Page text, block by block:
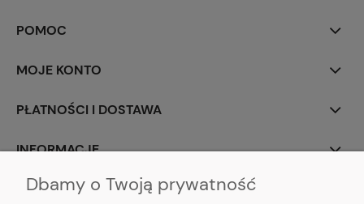
POMOC
MOJE KONTO
PŁATNOŚCI I DOSTAWA
INFORMACJE
O NAS
Dbamy o Twoją prywatność